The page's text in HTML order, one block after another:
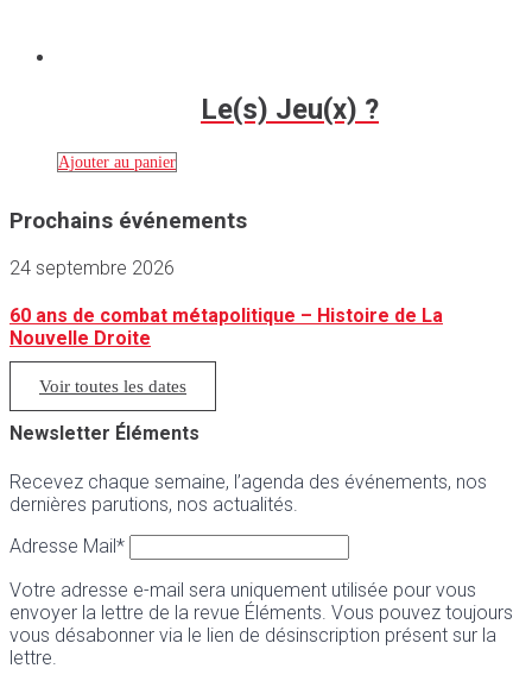
Le(s) Jeu(x) ?
Ajouter au panier
Prochains événements
24 septembre 2026
60 ans de combat métapolitique – Histoire de La
Nouvelle Droite
Voir toutes les dates
Newsletter Éléments
Recevez chaque semaine, l’agenda des événements, nos
dernières parutions, nos actualités.
Adresse Mail*
Votre adresse e-mail sera uniquement utilisée pour vous
envoyer la lettre de la revue Éléments. Vous pouvez toujours
vous désabonner via le lien de désinscription présent sur la
lettre.